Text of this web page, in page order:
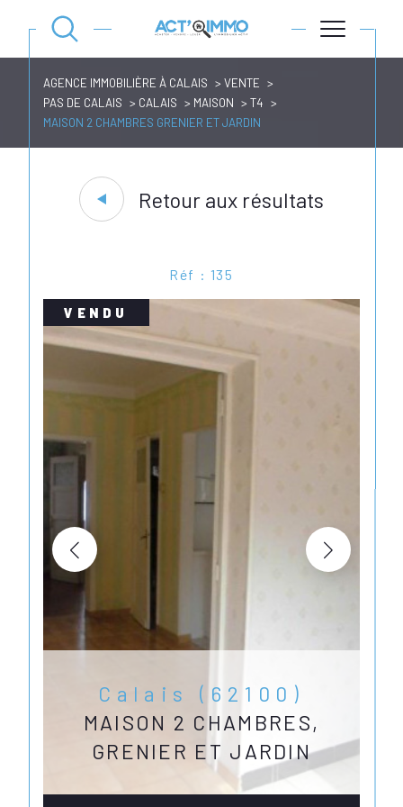
AGENCE IMMOBILIÈRE À CALAIS
VENTE
PAS DE CALAIS
CALAIS MAISON
T4
MAISON 2 CHAMBRES GRENIER ET JARDIN
Retour aux résultats
Réf : 135
VENDU
Calais (62100)
MAISON 2 CHAMBRES,
GRENIER ET JARDIN